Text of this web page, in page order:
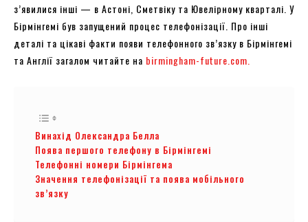
з’явилися інші — в Астоні, Сметвіку та Ювелірному кварталі. У
Бірмінгемі був запущений процес телефонізації. Про інші
деталі та цікаві факти появи телефонного зв’язку в Бірмінгемі
та Англії загалом читайте на birmingham-future.com.
Винахід Олександра Белла
Поява першого телефону в Бірмінгемі
Телефонні номери Бірмінгема
Значення телефонізації та поява мобільного
зв’язку